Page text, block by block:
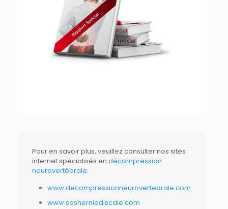
Pour en savoir plus, veuillez consulter nos sites
internet spécialisés en décompression
neurovertébrale:
www.decompressionneurovertebrale.com
www.sosherniediscale.com